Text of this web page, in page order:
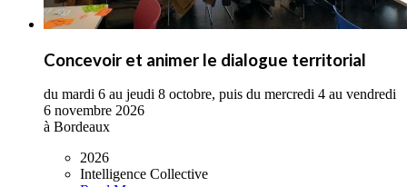
Concevoir et animer le dialogue territorial
du mardi 6 au jeudi 8 octobre, puis du mercredi 4 au vendredi
6 novembre 2026
à Bordeaux
2026
Intelligence Collective